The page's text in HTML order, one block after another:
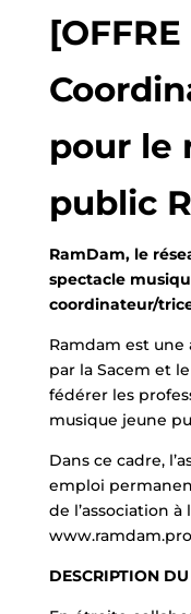
pour le
public
RamDam, le
spectacle
coordinateur/
Ramdam est une
par la Sacem et
fédérer les
musique jeune
Dans ce cadre,
emploi
de l’association à
www.ramdam.pro
DESCRIPTION